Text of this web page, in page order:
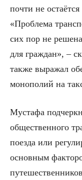
почти не
«Проблема
сих пор не
для граждан», –
также выражал
монополий на
Мустафа
общественного
поезда или
основным